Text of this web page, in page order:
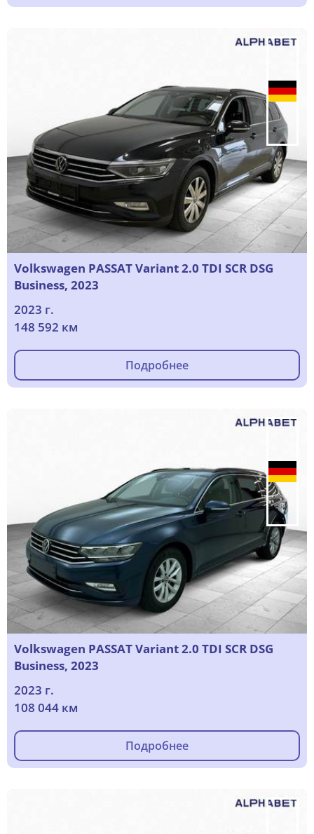
Volkswagen PASSAT Variant 2.0 TDI SCR DSG
Business, 2023
2023 г.
148 592 км
Подробнее
Volkswagen PASSAT Variant 2.0 TDI SCR DSG
Business, 2023
2023 г.
108 044 км
Подробнее